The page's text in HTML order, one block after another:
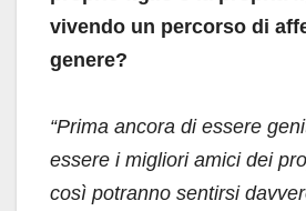
vivendo un percorso di
genere?
“Prima ancora di essere
essere i migliori amici dei
così potranno sentirsi